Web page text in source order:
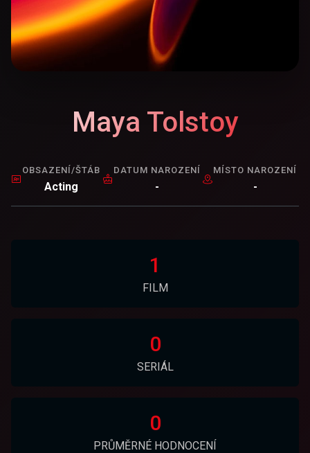
Maya Tolstoy
OBSAZENÍ/ŠTÁB
Acting
DATUM NAROZENÍ
-
MÍSTO NAROZENÍ
-
1
FILM
0
SERIÁL
0
PRŮMĚRNÉ HODNOCENÍ